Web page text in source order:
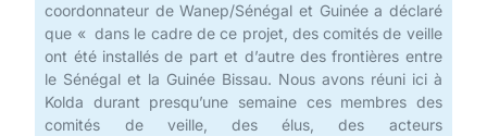
coordonnateur de Wanep/Sénégal et Guinée a déclaré
que « dans le cadre de ce projet, des comités de veille
ont été installés de part et d’autre des frontières entre
le Sénégal et la Guinée Bissau. Nous avons réuni ici à
Kolda durant presqu’une semaine ces membres des
comités de veille, des élus, des acteurs